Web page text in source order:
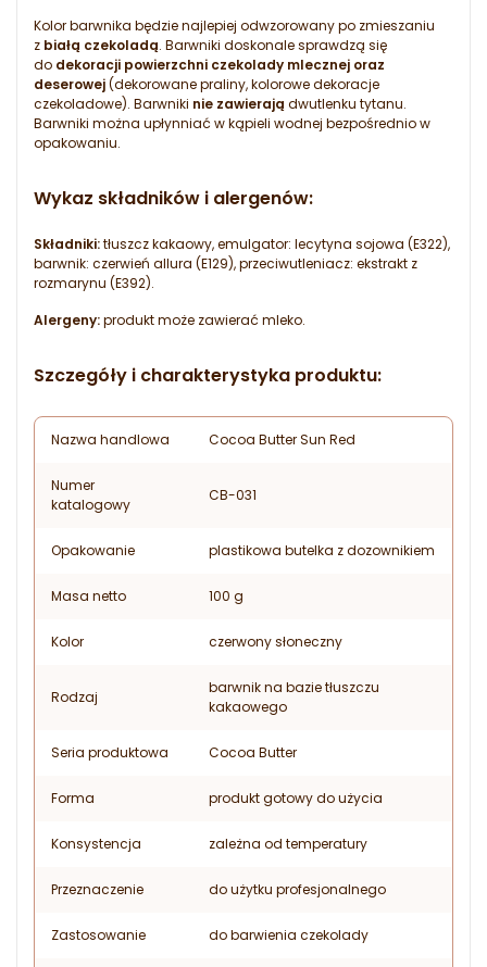
Kolor barwnika będzie najlepiej odwzorowany po zmieszaniu
z białą czekoladą. Barwniki doskonale sprawdzą się
do dekoracji powierzchni czekolady mlecznej oraz
deserowej(dekorowane praliny, kolorowe dekoracje
czekoladowe). Barwniki nie zawierają dwutlenku tytanu.
Barwniki można upłynniać w kąpieli wodnej bezpośrednio w
opakowaniu.
Wykaz składników i alergenów:
Składniki:tłuszcz kakaowy, emulgator: lecytyna sojowa (E322),
barwnik: czerwień allura (E129), przeciwutleniacz: ekstrakt z
rozmarynu (E392).
Alergeny:produkt może zawierać mleko.
Szczegóły i charakterystyka produktu:
Nazwa handlowa Cocoa Butter Sun Red
Numer
katalogowy
CB-031
Opakowanie plastikowa butelka z dozownikiem
Masa netto 100 g
Kolor czerwony słoneczny
Rodzaj
barwnik na bazie tłuszczu
kakaowego
Seria produktowa Cocoa Butter
Forma produkt gotowy do użycia
Konsystencja zależna od temperatury
Przeznaczenie do użytku profesjonalnego
Zastosowanie do barwienia czekolady